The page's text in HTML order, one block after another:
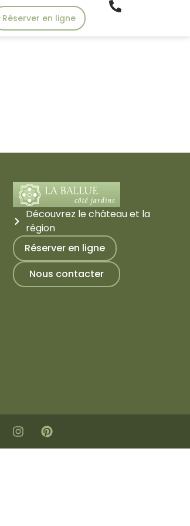
Réserver en ligne
Découvrez le château et la
région
Réserver en ligne
Nous contacter